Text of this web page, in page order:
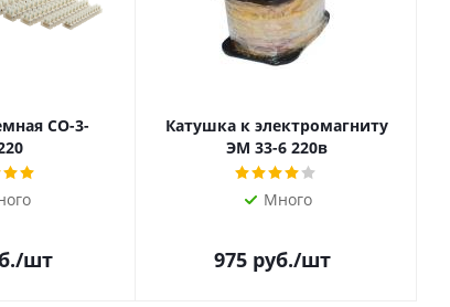
СО-3-
/шт
Катушка к электромагниту
ЭМ 33-6 220в
Много
975 руб./шт